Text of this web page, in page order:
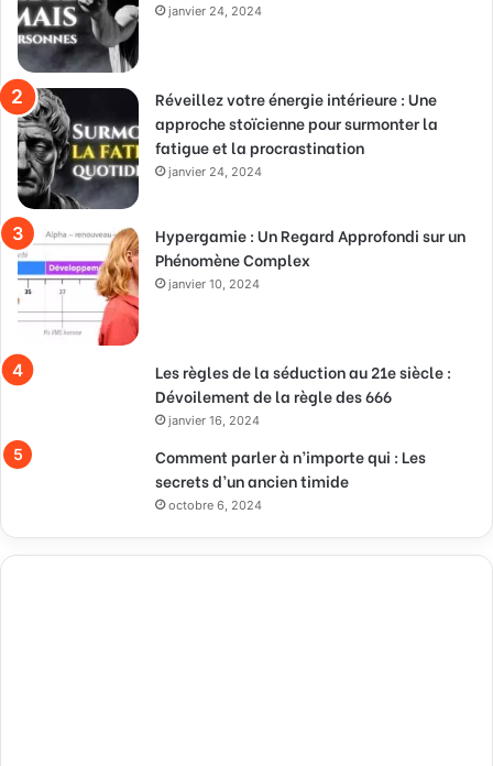
janvier 24, 2024
Réveillez votre énergie intérieure : Une
approche stoïcienne pour surmonter la
fatigue et la procrastination
janvier 24, 2024
Hypergamie : Un Regard Approfondi sur un
Phénomène Complex
janvier 10, 2024
Les règles de la séduction au 21e siècle :
Dévoilement de la règle des 666
janvier 16, 2024
Comment parler à n’importe qui : Les
secrets d’un ancien timide
octobre 6, 2024